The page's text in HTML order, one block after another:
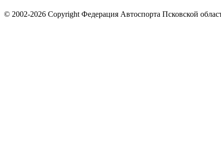
© 2002-2026 Copyright Федерация Автоспорта Псковской